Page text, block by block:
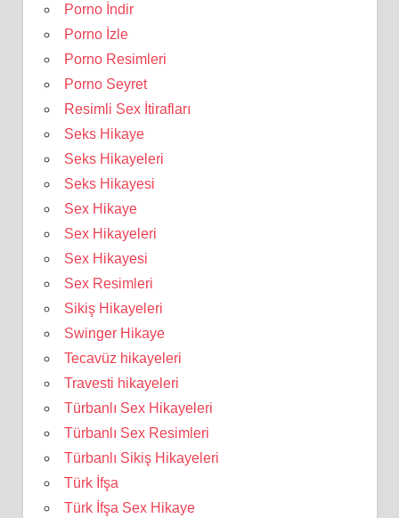
Porno İndir
Porno İzle
Porno Resimleri
Porno Seyret
Resimli Sex İtirafları
Seks Hikaye
Seks Hikayeleri
Seks Hikayesi
Sex Hikaye
Sex Hikayeleri
Sex Hikayesi
Sex Resimleri
Sikiş Hikayeleri
Swinger Hikaye
Tecavüz hikayeleri
Travesti hikayeleri
Türbanlı Sex Hikayeleri
Türbanlı Sex Resimleri
Türbanlı Sikiş Hikayeleri
Türk İfşa
Türk İfşa Sex Hikaye